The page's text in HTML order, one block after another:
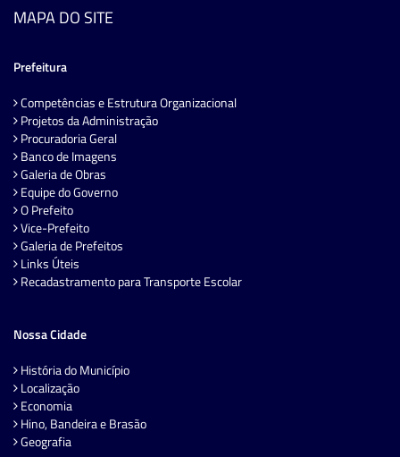
MAPA DO SITE
Prefeitura
Competências e Estrutura Organizacional
Projetos da Administração
Procuradoria Geral
Banco de Imagens
Galeria de Obras
Equipe do Governo
O Prefeito
Vice-Prefeito
Galeria de Prefeitos
Links Úteis
Recadastramento para Transporte Escolar
Nossa Cidade
História do Município
Localização
Economia
Hino, Bandeira e Brasão
Geografia